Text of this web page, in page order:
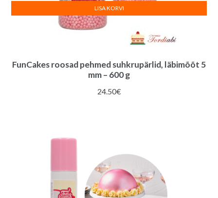
FunCakes roosad pehmed suhkrupärlid, läbimõõt 5
mm – 600 g
24.50€
LISA KORVI